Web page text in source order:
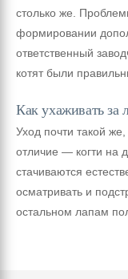
столько же.
формировании
ответственный
котят были
Как ухаживать за
Уход почти такой
отличие — когти на
стачиваются
осматривать и
остальном лапам